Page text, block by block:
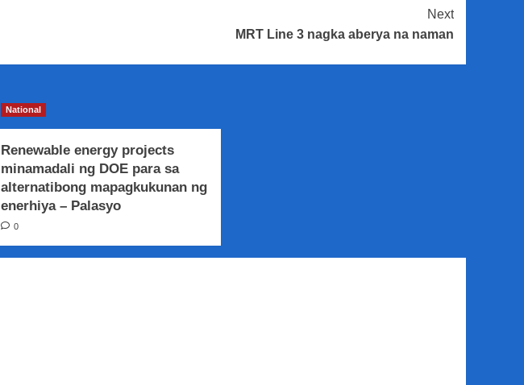
Next
MRT Line 3 nagka aberya na naman
National
Renewable energy projects
minamadali ng DOE para sa
alternatibong mapagkukunan ng
enerhiya – Palasyo
0